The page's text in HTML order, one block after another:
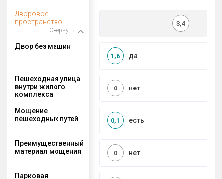
Дворовое
пространство
Свернуть
3,4
Двор без машин
да
1,6
Пешеходная улица
внутри жилого
комплекса
нет
0
Мощение
пешеходных путей
есть
0,1
Преимущественный
материал мощения
нет
0
Парковая